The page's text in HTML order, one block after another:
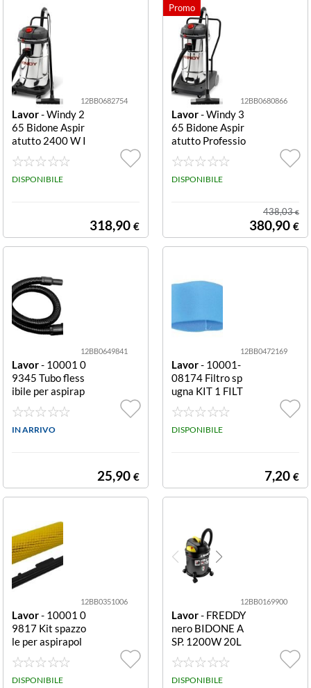
12BB0682754
Lavor- Windy 2
65 Bidone Aspir
atutto 2400 W I
nox 265 If
DISPONIBILE
318,90 €
12BB0680866
Lavor- Windy 3
65 Bidone Aspir
atutto Professio
nale 3600 W In
ox 65 L 365 Ir
DISPONIBILE
438,03€
380,90 €
12BB0649841
Lavor- 10001 0
9345 Tubo fless
ibile per aspirap
olvere 4 m Flex
4m
IN ARRIVO
25,90 €
12BB0472169
Lavor- 10001-
08174 Filtro sp
ugna KIT 1 FILT
RO SPUGNA
DISPONIBILE
7,20 €
12BB0351006
Lavor- 10001 0
9817 Kit spazzo
le per aspirapol
vere moquette e
tappeti Yellow
Moquette e tap
DISPONIBILE
12BB0169900
Lavor- FREDDY
nero BIDONE A
SP. 1200W 20L
T CENERE+LIQ
UIDI+SOLIDI N
ERO
DISPONIBILE